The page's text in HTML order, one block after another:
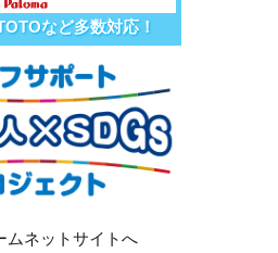
など多数対応！